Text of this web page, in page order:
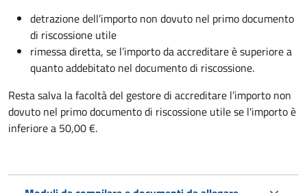
detrazione dell’importo non dovuto nel primo documento
di riscossione utile
rimessa diretta, se l’importo da accreditare è superiore a
quanto addebitato nel documento di riscossione.
Resta salva la facoltà del gestore di accreditare l’importo non
dovuto nel primo documento di riscossione utile se l'importo è
inferiore a 50,00 €.